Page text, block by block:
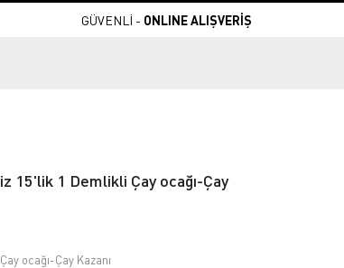
GÜVENLİ - ONLINE ALIŞVERİŞ
15'lik 1 Demlikli Çay ocağı-Çay
ocağı-Çay Kazanı